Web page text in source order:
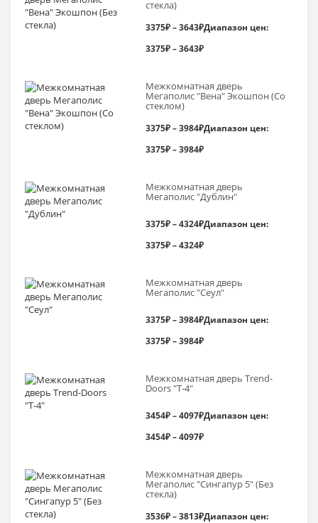
стекла)
3375₽–3643₽Диапазон цен:
3375₽ – 3643₽
Межкомнатная дверь
Мегаполис "Вена" Экошпон (Со
стеклом)
3375₽–3984₽Диапазон цен:
3375₽ – 3984₽
Межкомнатная дверь
Мегаполис "Дублин"
3375₽–4324₽Диапазон цен:
3375₽ – 4324₽
Межкомнатная дверь
Мегаполис "Сеул"
3375₽–3984₽Диапазон цен:
3375₽ – 3984₽
Межкомнатная дверь Trend-
Doоrs "Т-4"
3454₽–4097₽Диапазон цен:
3454₽ – 4097₽
Межкомнатная дверь
Мегаполис "Сингапур 5" (Без
стекла)
3536₽–3813₽Диапазон цен: